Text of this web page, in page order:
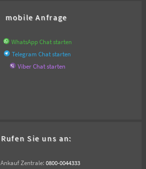
mobile Anfrage
WhatsApp Chat starten
Telegram Chat starten
Viber Chat starten
Rufen Sie uns an:
Ankauf Zentrale: 0800-0044333